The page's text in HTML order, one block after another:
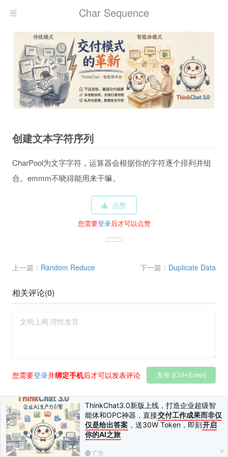
ThinkChat3.0新版上线，打造企业超级智
能体和OPC神器，直接交付工作成果而非仅
仅是给出答案 ，送30W Token，即刻开启
你的AI之旅
广告
Char Sequence
创建文本字符序列
CharPool为文字字符，运算器会根据你的字符逐个排列并组
合。emmm不晓得能用来干嘛。
点赞
您需要登录后才可以点赞
上一篇： Random Reduce 下一篇： Duplicate Data
相关评论(0)
您需要登录并绑定手机后才可以发表评论 发布 (Ctrl+Enter)